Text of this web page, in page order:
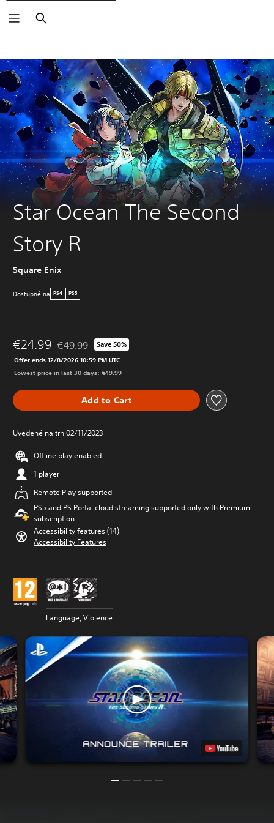
Vyhľadať
Star Ocean The Second
Story R
Square Enix
Dostupné na PS4 PS5
€24.99 Discounted from original price of €49.99
€49.99 Save 50%
Offer ends 12/8/2026 10:59 PM UTC
Lowest price in last 30 days: €49.99
Add to Cart
Uvedené na trh 02/11/2023
Offline play enabled
1 player
Remote Play supported
PS5 and PS Portal cloud streaming supported only with Premium
subscription
Accessibility features (14)
Accessibility Features
Language, Violence